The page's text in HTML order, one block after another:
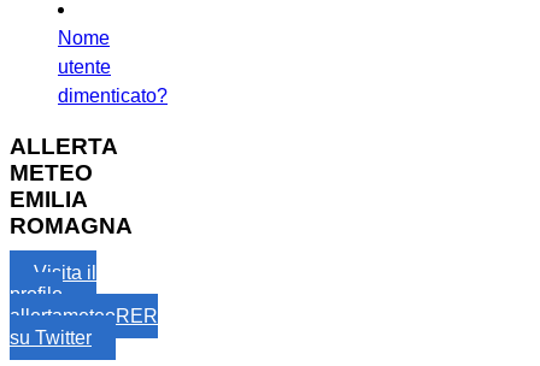
Nome
utente
dimenticato?
ALLERTA
METEO
EMILIA
ROMAGNA
Visita il
profilo
allertameteoRER
su Twitter